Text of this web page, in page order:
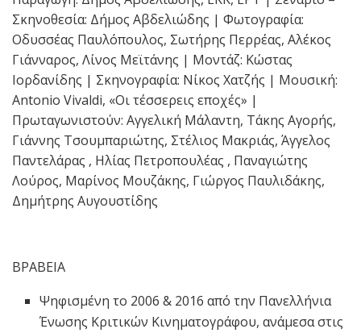
Σκηνοθεσία: Δήμος Αβδελιώδης | Φωτογραφία:
Οδυσσέας Παυλόπουλος, Σωτήρης Περρέας, Αλέκος
Γιάνναρος, Λίνος Μεϊτάνης | Μοντάζ: Κώστας
Ιορδανίδης | Σκηνογραφία: Νίκος Χατζής | Μουσική:
Antonio Vivaldi, «Οι τέσσερεις εποχές» |
Πρωταγωνιστούν: Αγγελική Μάλαντη, Τάκης Αγορής,
Γιάννης Τσουμπαριώτης, Στέλιος Μακριάς, Άγγελος
Παντελάρας , Ηλίας Πετροπουλέας , Παναγιώτης
Λούρος, Μαρίνος Μουζάκης, Γιώργος Παυλιδάκης,
Δημήτρης Αυγουστίδης
ΒΡΑΒΕΙΑ
Ψηφισμένη το 2006 & 2016 από την Πανελλήνια
Ένωσης Κριτικών Κινηματογράφου, ανάμεσα στις